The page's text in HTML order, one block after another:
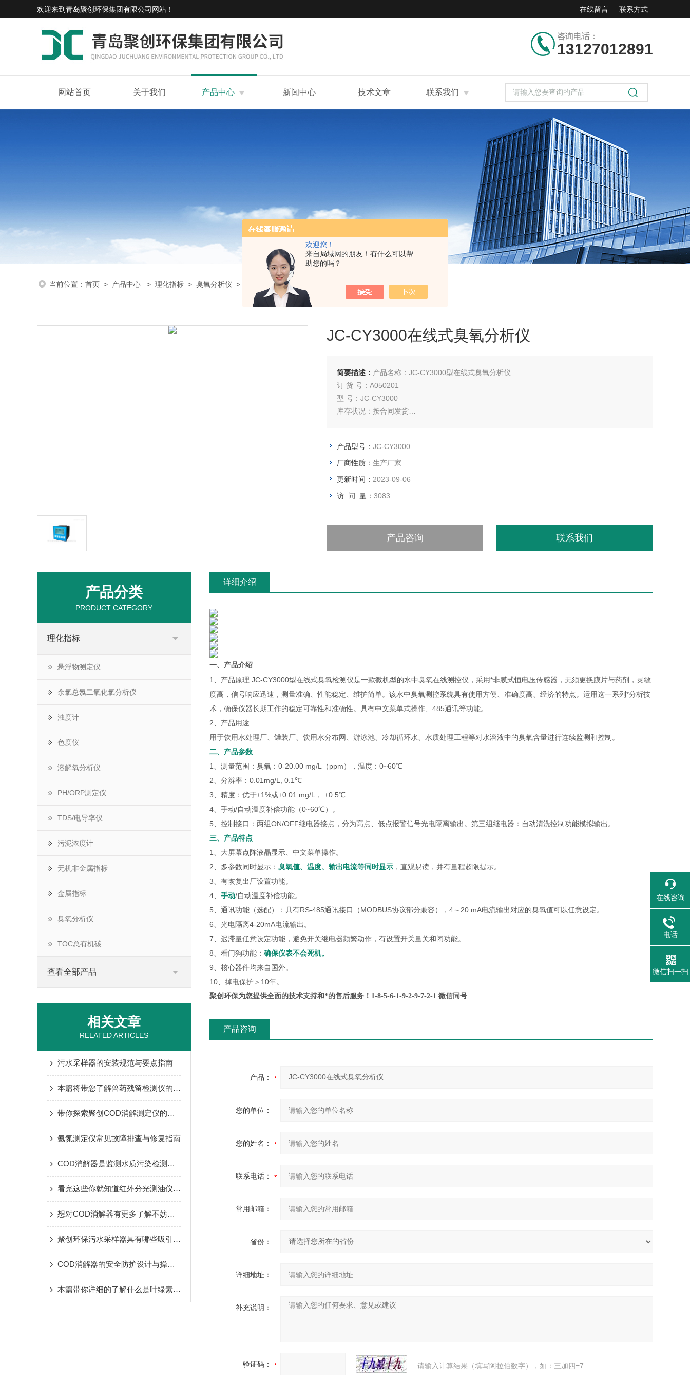
欢迎您！
来自局域网的朋友！有什么可以帮
助您的吗？
欢迎来到青岛聚创环保集团有限公司网站 ！ 在线留言 联系方式
咨询电话：
13127012891
网站首页 关于我们 产品中心 新闻中心 技术文章 联系我们
当前位置： 首页 > 产品中心 > 理化指标 > 臭氧分析仪 > JC-CY3000JC-CY3000在线式臭氧分析仪
JC-CY3000在线式臭氧分析仪
简要描述： 产品名称：JC-CY3000型在线式臭氧分析仪
订 货 号：A050201
型 号：JC-CY3000
库存状况：按合同发货
产品型号： JC-CY3000
厂商性质： 生产厂家
更新时间： 2023-09-06
访 问 量： 3083
产品咨询 联系我们
产品分类
PRODUCT CATEGORY
理化指标
悬浮物测定仪
余氯总氯二氧化氯分析仪
浊度计
色度仪
溶解氧分析仪
PH/ORP测定仪
TDS/电导率仪
污泥浓度计
无机非金属指标
金属指标
臭氧分析仪
TOC总有机碳
查看全部产品
相关文章
RELATED ARTICLES
污水采样器的安装规范与要点指南
本篇将带您了解兽药残留检测仪的性能有哪些吧
带你探索聚创COD消解测定仪的秘密
氨氮测定仪常见故障排查与修复指南
COD消解器是监测水质污染检测化学实验的重要仪器
看完这些你就知道红外分光测油仪的操作方法了
想对COD消解器有更多了解不妨看看这些吧
聚创环保污水采样器具有哪些吸引人的特点
COD消解器的安全防护设计与操作规范
本篇带你详细的了解什么是叶绿素荧光
详细介绍
一、产品介绍
1、产品原理 JC-CY3000型在线式臭氧检测仪是一款微机型的水中臭氧在线测控仪，采用*非膜式恒电压传感器，无须更换膜片与药剂，灵敏
度高，信号响应迅速，测量准确、性能稳定、维护简单。该水中臭氧测控系统具有使用方便、准确度高、经济的特点。运用这一系列*分析技
术，确保仪器长期工作的稳定可靠性和准确性。具有中文菜单式操作、485通讯等功能。
2、产品用途
用于饮用水处理厂、罐装厂、饮用水分布网、游泳池、冷却循环水、水质处理工程等对水溶液中的臭氧含量进行连续监测和控制。
二、产品参数
1、测量范围：臭氧：0-20.00 mg/L（ppm），温度：0~60℃
2、分辨率：0.01mg/L, 0.1℃
3、精度：优于±1%或±0.01 mg/L， ±0.5℃
4、手动/自动温度补偿功能（0~60℃）。
5、控制接口：两组ON/OFF继电器接点，分为高点、低点报警信号光电隔离输出。第三组继电器：自动清洗控制功能模拟输出。
三、产品特点
1、大屏幕点阵液晶显示、中文菜单操作。
2、多参数同时显示： 臭氧值、温度、输出电流等同时显示 ，直观易读，并有量程超限提示。
3、有恢复出厂设置功能。
4、 手动/自动温度补偿功能。
5、通讯功能（选配）：具有RS-485通讯接口（MODBUS协议部分兼容），4～20 mA电流输出对应的臭氧值可以任意设定。
6、光电隔离4-20mA电流输出。
7、迟滞量任意设定功能，避免开关继电器频繁动作，有设置开关量关和闭功能。
8、看门狗功能： 确保仪表不会死机。
9、核心器件均来自国外。
10、掉电保护＞10年。
聚创环保为您提供全面的技术支持和*的售后服务！1-8-5-6-1-9-2-9-7-2-1 微信同号
产品咨询
产品：
您的单位：
您的姓名：
联系电话：
常用邮箱：
省份：
详细地址：
补充说明：
验证码： 请输入计算结果（填写阿拉伯数字），如：三加四=7
在线咨询
电话
微信扫一扫